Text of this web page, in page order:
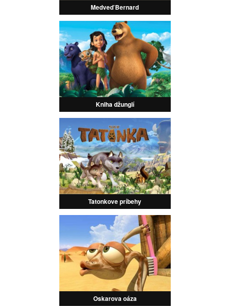
Medveď Bernard
Kniha džunglí
Tatonkove príbehy
Oskarova oáza